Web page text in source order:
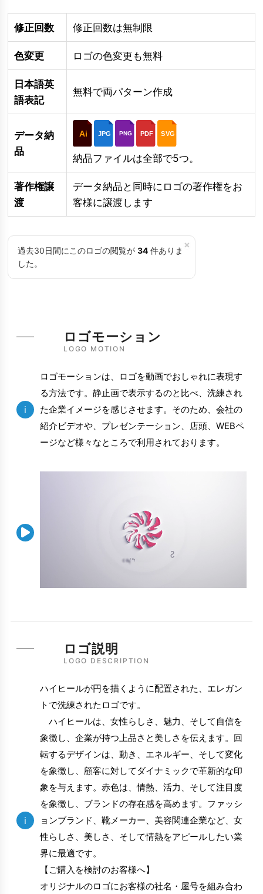
修正回数 修正回数は無制限
色変更 ロゴの色変更も無料
日本語英
語表記
無料で両パターン作成
データ納
品
Ai JPG PNG PDF SVG
納品ファイルは全部で5つ。
著作権譲
渡
データ納品と同時にロゴの著作権をお
客様に譲渡します
×
過去30日間にこのロゴの閲覧が 34 件ありま
した。
LOGO MOTION
ロゴモーション
i
ロゴモーションは、ロゴを動画でおしゃれに表現す
る方法です。静止画で表示するのと比べ、洗練され
た企業イメージを感じさせます。そのため、会社の
紹介ビデオや、プレゼンテーション、店頭、WEBペ
ージなど様々なところで利用されております。

LOGO DESCRIPTION
ロゴ説明
i
ハイヒールが円を描くように配置された、エレガン
トで洗練されたロゴです。
ハイヒールは、女性らしさ、魅力、そして自信を
象徴し、企業が持つ上品さと美しさを伝えます。回
転するデザインは、動き、エネルギー、そして変化
を象徴し、顧客に対してダイナミックで革新的な印
象を与えます。赤色は、情熱、活力、そして注目度
を象徴し、ブランドの存在感を高めます。ファッシ
ョンブランド、靴メーカー、美容関連企業など、女
性らしさ、美しさ、そして情熱をアピールしたい業
界に最適です。
【ご購入を検討のお客様へ】
オリジナルのロゴにお客様の社名・屋号を組み合わ